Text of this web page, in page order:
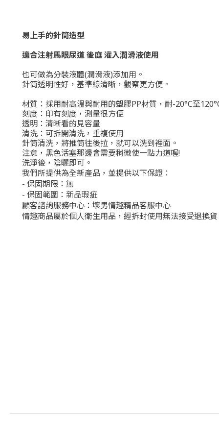
易上手的針筒造型
適合注射馬眼尿道 後庭 灌入潤滑液使用
也可做為分裝液體(潤滑液)添加用。
針筒透明性好，基準線清晰，觀察更方便。
材質：採用耐高溫與耐用的塑膠PP材質，耐-20°C至
刻度：印有刻度，測量很方便
透明：清晰看的見容量
清洗：可拆開清洗，重複使用
針筒清洗，將推筒往後拉，就可以洗到裡面。
注意，黑色活塞那邊會需要稍微使一點力道喔!
洗淨後，陰曬即可。
我們所提供為全新產品，並提供以下保證：
- 保固期限：無
- 保固範圍：新品瑕疵
顧客諮詢服務中心：壞男情趣精品客服中心
情趣商品屬於個人衛生用品，經拆封使用無法接受退換